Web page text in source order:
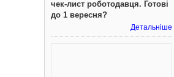
чек-лист роботодавця. Готові
до 1 вересня?
Детальніше